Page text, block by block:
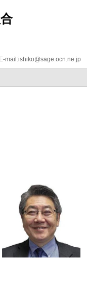
mail:ishiko@sage.ocn.ne.jp